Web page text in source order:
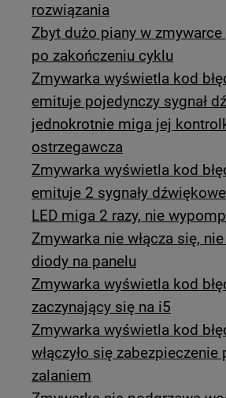
rozwiązania
Zbyt dużo piany w
po zakończeniu cyklu
Zmywarka wyświetla kod
emituje pojedynczy sygnał
jednokrotnie miga jej
ostrzegawcza
Zmywarka wyświetla kod
emituje 2 sygnały
LED miga 2 razy, nie
Zmywarka nie włącza się,
diody na panelu
Zmywarka wyświetla kod
zaczynający się na i5
Zmywarka wyświetla kod
włączyło się zabezpieczenie
zalaniem